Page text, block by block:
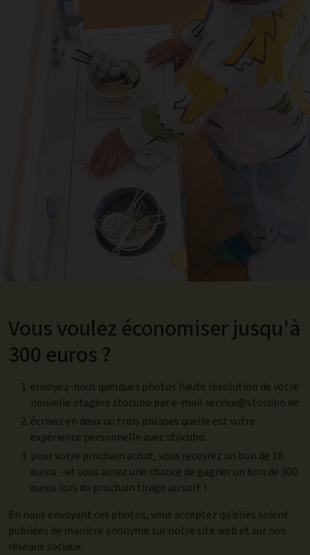
Vous voulez économiser jusqu'à
300 euros ?
envoyez-nous quelques photos haute résolution de votre
nouvelle étagère stocubo par e-mail service@stocubo.de.
écrivez en deux ou trois phrases quelle est votre
expérience personnelle avec stocubo.
pour votre prochain achat, vous recevrez un bon de 10
euros - et vous aurez une chance de gagner un bon de 300
euros lors du prochain tirage au sort !
En nous envoyant ces photos, vous acceptez qu'elles soient
publiées de manière anonyme sur notre site web et sur nos
réseaux sociaux.